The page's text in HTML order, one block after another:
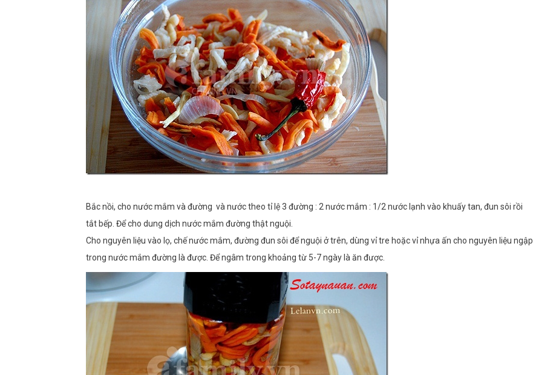
Bắc nồi, cho nước mắm và đường và nước theo tỉ lệ 3 đường : 2 nước mắm : 1/2 nước lạnh vào khuấy tan, đun sôi rồi
tắt bếp. Để cho dung dịch nước mắm đường thật nguội.
Cho nguyên liệu vào lọ, chế nước mắm, đường đun sôi để nguội ở trên, dùng vỉ tre hoặc vỉ nhựa ấn cho nguyên liệu ngập
trong nước mắm đường là được. Để ngâm trong khoảng từ 5-7 ngày là ăn được.